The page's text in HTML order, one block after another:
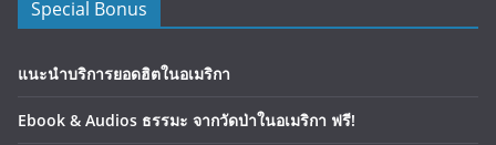
Special Bonus
แนะนำบริการยอดฮิตในอเมริกา
Ebook & Audios ธรรมะ จากวัดป่าในอเมริกา ฟรี!